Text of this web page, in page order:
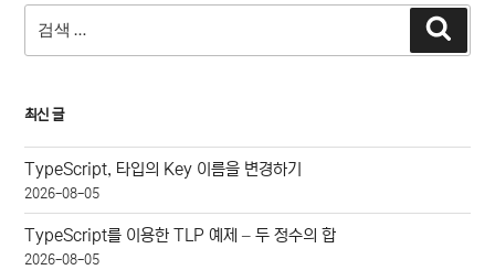
색:
색
최신 글
TypeScript, 타입의 Key 이름을 변경하기
2026-08-05
TypeScript를 이용한 TLP 예제 – 두 정수의 합
2026-08-05